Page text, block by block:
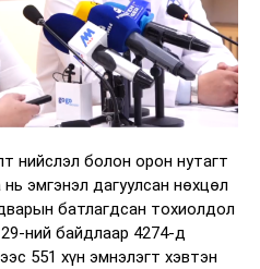
нийслэл болон орон нутагт
эмгэнэл дагуулсан нөхцөл
батлагдсан тохиолдол
ний байдлаар 4274-д
551 хүн эмнэлэгт хэвтэн